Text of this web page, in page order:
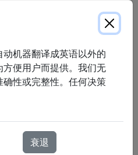
术人员提供 24/7 全天候现场
包括血氧饱和度测试。
康档案中。
行计划（如适用）。
床支持，包括气雾剂治疗、
、吸痰、血氧饱和度监测。
机器翻译成英语以外的
便用户而提供。我们无
性或完整性。任何决策
衰退